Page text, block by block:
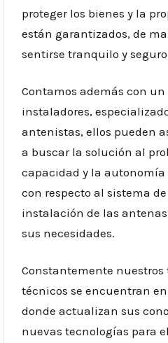
proteger los bienes y la
están garantizados, de
sentirse tranquilo y
Contamos además con
instaladores,
antenistas, ellos pueden
a buscar la solución al
capacidad y la autonomía
con respecto al sistema
instalación de las
sus necesidades.
Constantemente nuestros
técnicos se encuentran
donde actualizan sus
nuevas tecnologías para